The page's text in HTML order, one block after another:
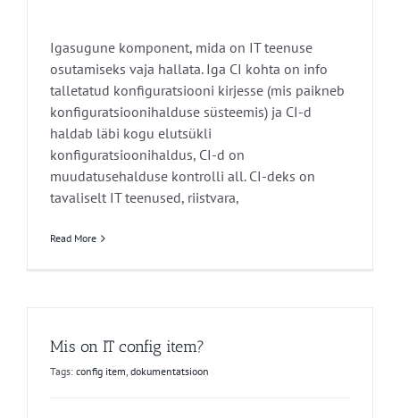
Igasugune komponent, mida on IT teenuse
osutamiseks vaja hallata. Iga CI kohta on info
talletatud konfiguratsiooni kirjesse (mis paikneb
konfiguratsioonihalduse süsteemis) ja CI-d
haldab läbi kogu elutsükli
konfiguratsioonihaldus, CI-d on
muudatusehalduse kontrolli all. CI-deks on
tavaliselt IT teenused, riistvara,
Read More
Mis on IT config item?
Tags: config item, dokumentatsioon